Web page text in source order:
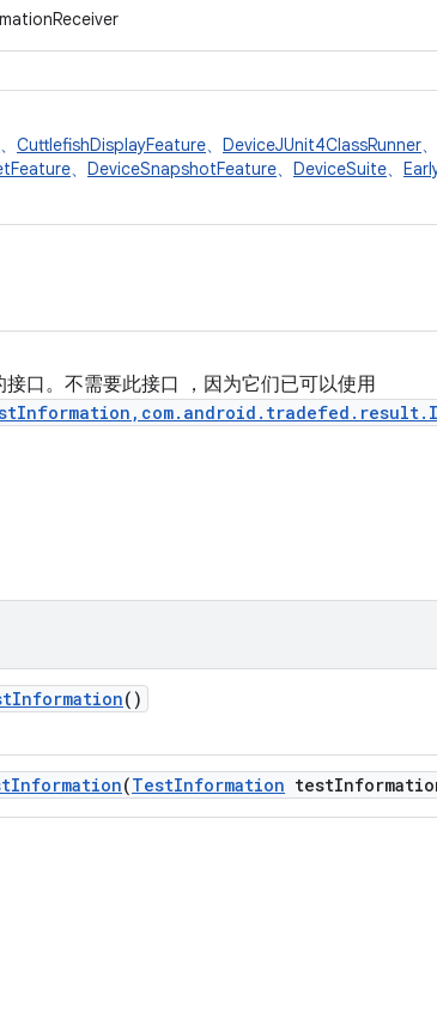
、 CuttlefishDisplayFeature、 DeviceJUnit4ClassRunner、
、 DeviceSnapshotFeature、 DeviceSuite、
接口。不需要此接口 ，因为它们已可以使用
Information()
Information(TestInformation test